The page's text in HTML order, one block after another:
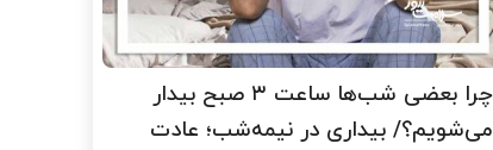
چرا بعضی شب‌ها ساعت ۳ صبح بیدار
می‌شویم؟/ بیداری در نیمه‌شب؛ عادت